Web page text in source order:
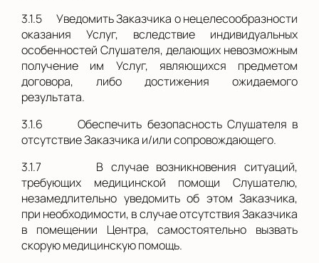
3.1.5
Уведомить Заказчика о нецелесообразности
оказания Услуг, вследствие индивидуальных
особенностей Слушателя, делающих невозможным
получение им Услуг, являющихся предметом
договора, либо достижения ожидаемого
результата.
3.1.6
Обеспечить безопасность Слушателя в
отсутствие Заказчика и/или сопровождающего.
3.1.7
В случае возникновения ситуаций,
требующих медицинской помощи Слушателю,
незамедлительно уведомить об этом Заказчика,
при необходимости, в случае отсутствия Заказчика
в помещении Центра, самостоятельно вызвать
скорую медицинскую помощь.